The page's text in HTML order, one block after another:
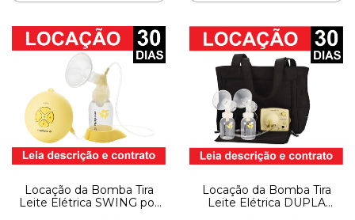
Locação da Bomba Tira
Leite Elétrica SWING por
Locação da Bomba Tira
Leite Elétrica DUPLA